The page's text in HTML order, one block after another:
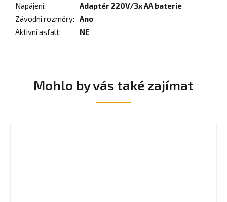
Napájení:
Adaptér 220V/3x AA baterie
Závodní rozměry:
Ano
Aktivní asfalt: NE
Mohlo by vás také zajímat